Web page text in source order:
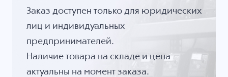
Заказ доступен только для юридических
лиц и индивидуальных
предпринимателей.
Наличие товара на складе и цена
актуальны на момент заказа.